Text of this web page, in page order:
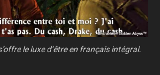
le luxe d’être en français intégral.